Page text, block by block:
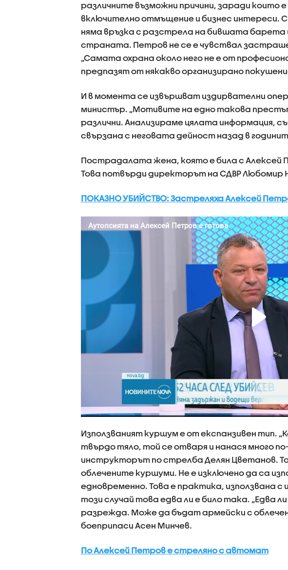
различните възможни причини, заради които
включително отмъщение и бизнес интереси.
няма връзка с разстрела на бившата
страната. Петров не се е чувствал
„Самата охрана около него не е от
предпазят от някакво организирано
И в момента се извършват издирвателни
министър. „Мотивите на едно такова
различни. Анализираме цялата информация,
свързана с неговата дейност назад в
Пострадалата жена, която е била с Алексей
Това потвърди директорът на СДВР Любомир
ПОКАЗНО УБИЙСТВО: Застреляха Алексей
Използваният куршум е от експанзивен тип.
твърдо тяло, той се отваря и нанася много
инструкторът по стрелба Делян Цветанов.
облечените куршуми. Не е изключено да са
едновременно. Това е практика, използвана
този случай това едва ли е било така. „Едва
разрежда. Може да бъдат армейски с
боеприпаси Асен Минчев.
По Алексей Петров е стреляно с автомат